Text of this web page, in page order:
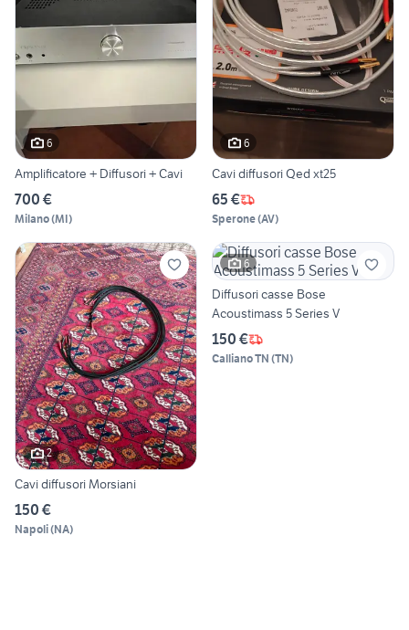
6
Amplificatore + Diffusori + Cavi
700 €
Milano(MI)
6
Cavi diffusori Qed xt25
65 €
Sperone(AV)
2
Cavi diffusori Morsiani
150 €
Napoli(NA)
6
Diffusori casse Bose
Acoustimass 5 Series V
150 €
Calliano TN (TN)